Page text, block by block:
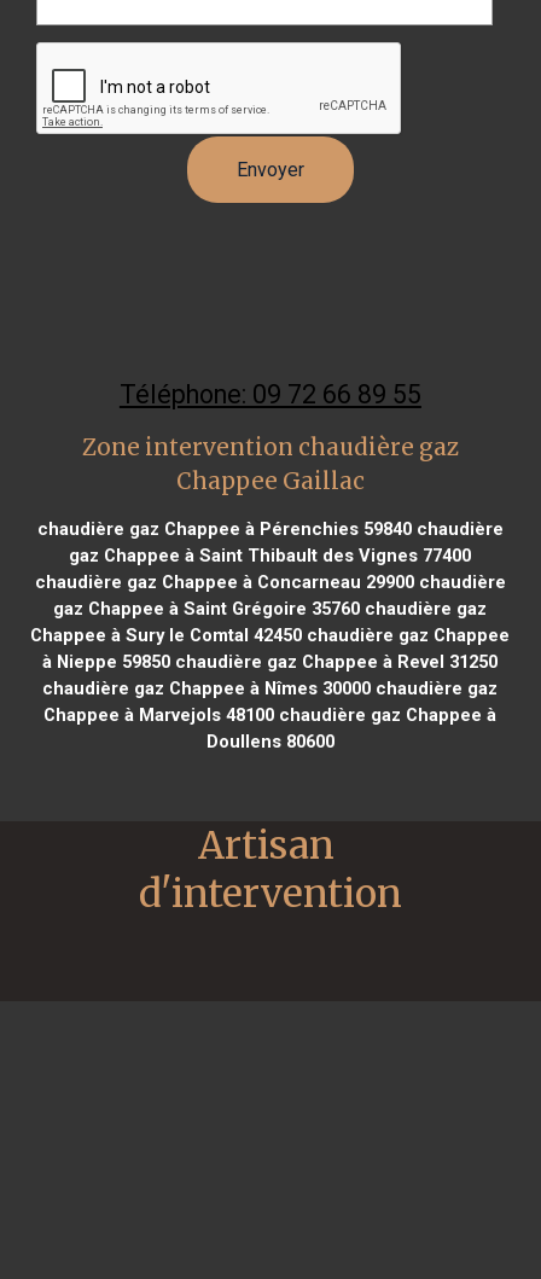
Téléphone: 09 72 66 89 55
Zone intervention chaudière gaz
Chappee Gaillac
chaudière gaz Chappee à Pérenchies 59840chaudière
gaz Chappee à Saint Thibault des Vignes 77400
chaudière gaz Chappee à Concarneau 29900chaudière
gaz Chappee à Saint Grégoire 35760 chaudière gaz
Chappee à Sury le Comtal 42450 chaudière gaz Chappee
à Nieppe 59850 chaudière gaz Chappee à Revel 31250
chaudière gaz Chappee à Nîmes 30000 chaudière gaz
Chappee à Marvejols 48100 chaudière gaz Chappee à
Doullens 80600
Artisan
d'intervention